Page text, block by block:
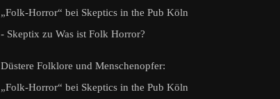
„Folk-Horror“ bei Skeptics in the Pub Köln
- Skeptix zu Was ist Folk Horror?
Düstere Folklore und Menschenopfer:
„Folk-Horror“ bei Skeptics in the Pub Köln